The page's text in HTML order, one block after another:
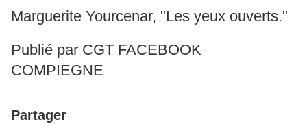
Marguerite Yourcenar, "Les yeux ouverts."
Publié par CGT FACEBOOK
COMPIEGNE
Partager